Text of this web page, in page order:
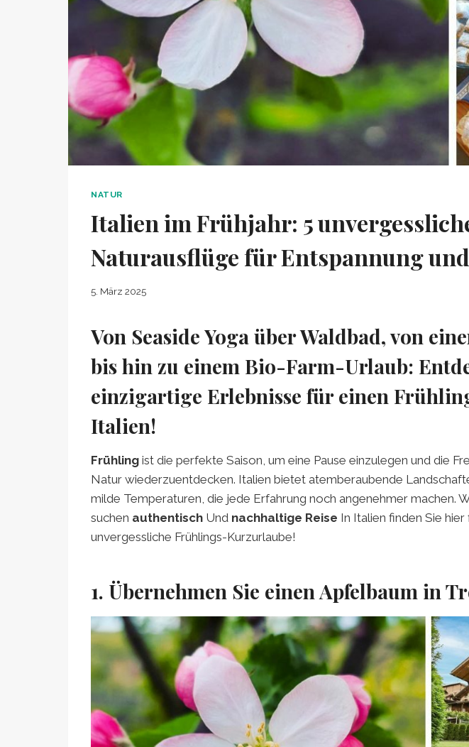
NATUR
Italien im Frühjahr: 5
Naturausflüge für Entspannung
5. März 2025
Von Seaside Yoga über Waldbad, von
bis hin zu einem Bio-Farm-Urlaub:
einzigartige Erlebnisse für einen
Italien!
Frühling ist die perfekte Saison, um eine Pause einzulegen und die
Natur wiederzuentdecken. Italien bietet atemberaubende
milde Temperaturen, die jede Erfahrung noch angenehmer machen.
suchen authentisch Und nachhaltige Reise In Italien finden Sie
unvergessliche Frühlings-Kurzurlaube!
1. Übernehmen Sie einen Apfelbaum in